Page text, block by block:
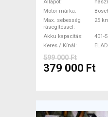
Bosch 401-
ELADÓ
Állapot
Motor márka
Max. sebesség
rásegítéssel
25
Akku kapacitás
401-
Keres / Kínál
599 000 Ft
379 000 Ft